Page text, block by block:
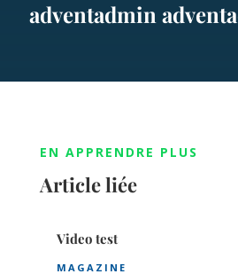
adventadmin
EN APPRENDRE PLUS
Article liée
Video test
MAGAZINE